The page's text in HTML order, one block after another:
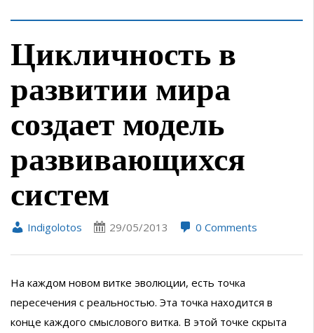
Цикличность в
развитии мира
создает модель
развивающихся
систем
Indigolotos 29/05/2013 0 Comments
На каждом новом витке эволюции, есть точка
пересечения с реальностью. Эта точка находится в
конце каждого смыслового витка. В этой точке скрыта